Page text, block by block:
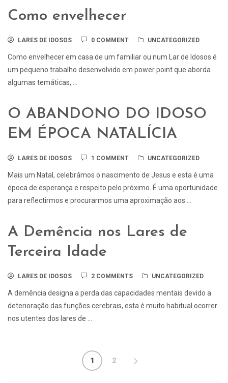
Como envelhecer
LARES DE IDOSOS 0 COMMENT UNCATEGORIZED
Como envelhecer em casa de um familiar ou num Lar de Idosos é
um pequeno trabalho desenvolvido em power point que aborda
algumas temáticas, ...
O ABANDONO DO IDOSO
EM ÉPOCA NATALÍCIA
LARES DE IDOSOS 1 COMMENT UNCATEGORIZED
Mais um Natal, celebrámos o nascimento de Jesus e esta é uma
época de esperança e respeito pelo próximo. É uma oportunidade
para reflectirmos e procurarmos uma aproximação aos ...
A Demência nos Lares de
Terceira Idade
LARES DE IDOSOS 2 COMMENTS UNCATEGORIZED
A demência designa a perda das capacidades mentais devido a
deterioração das funções cerebrais, esta é muito habitual ocorrer
nos utentes dos lares de ...
1 2